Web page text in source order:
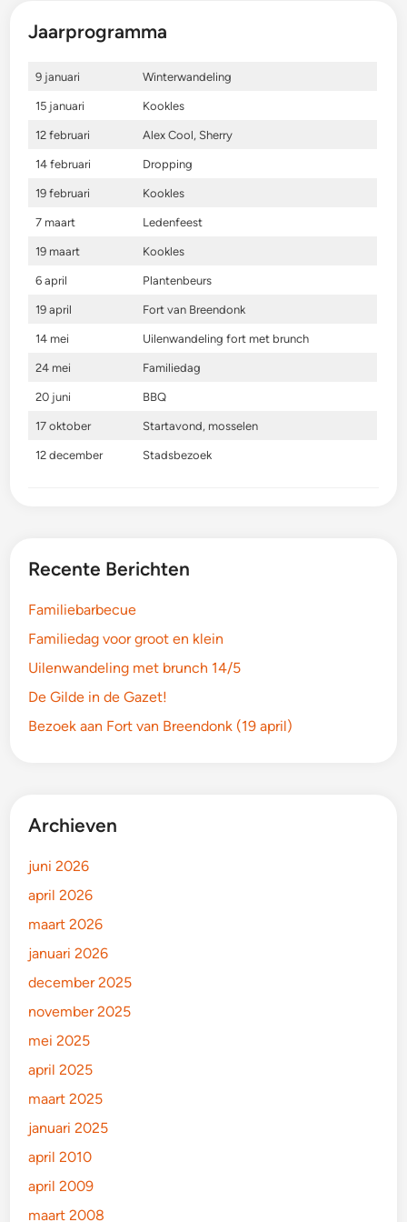
a
i
l
Jaarprogramma
9 januari Winterwandeling
15 januari Kookles
12 februari Alex Cool, Sherry
14 februari Dropping
19 februari Kookles
7 maart Ledenfeest
19 maart Kookles
6 april Plantenbeurs
19 april Fort van Breendonk
14 mei Uilenwandeling fort met brunch
24 mei Familiedag
20 juni BBQ
17 oktober Startavond, mosselen
12 december Stadsbezoek
Recente Berichten
Familiebarbecue
Familiedag voor groot en klein
Uilenwandeling met brunch 14/5
De Gilde in de Gazet!
Bezoek aan Fort van Breendonk (19 april)
Archieven
juni 2026
april 2026
maart 2026
januari 2026
december 2025
november 2025
mei 2025
april 2025
maart 2025
januari 2025
april 2010
april 2009
maart 2008